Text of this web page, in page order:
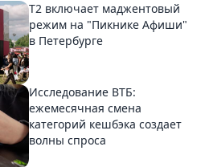
Т2 включает маджентовый
режим на "Пикнике Афиши"
в Петербурге
Исследование ВТБ:
ежемесячная смена
категорий кешбэка создает
волны спроса